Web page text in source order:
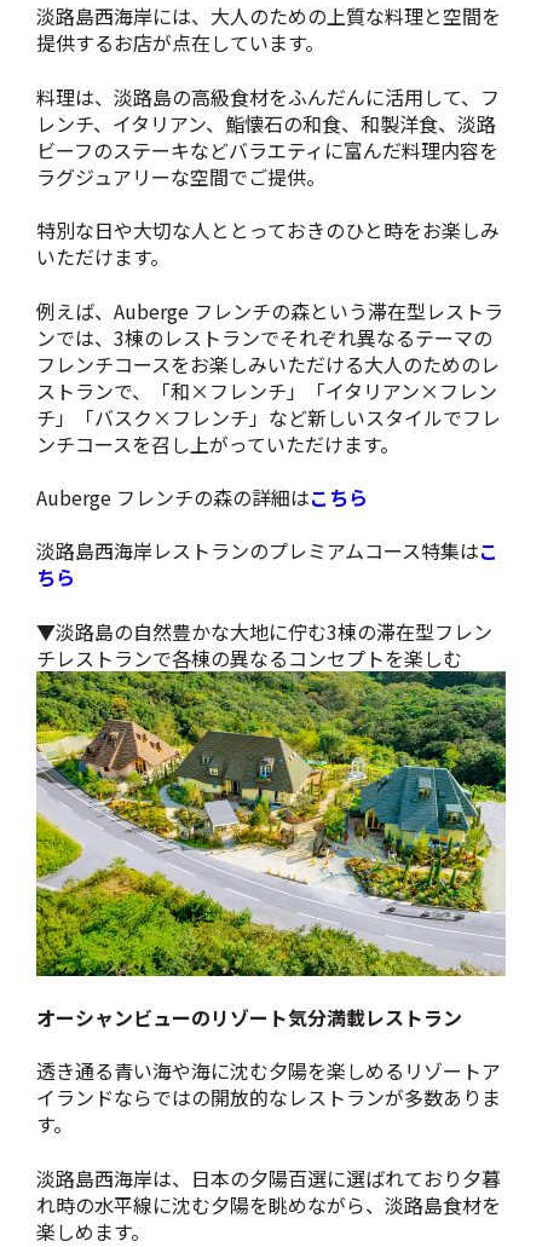
淡路島西海岸には、大人のための上質な料理と空間を
提供するお店が点在しています。
料理は、淡路島の高級食材をふんだんに活用して、フ
レンチ、イタリアン、鮨懐石の和食、和製洋食、淡路
ビーフのステーキなどバラエティに富んだ料理内容を
ラグジュアリーな空間でご提供。
特別な日や大切な人ととっておきのひと時をお楽しみ
いただけます。
例えば、Auberge フレンチの森という滞在型レストラ
ンでは、3棟のレストランでそれぞれ異なるテーマの
フレンチコースをお楽しみいただける大人のためのレ
ストランで、「和×フレンチ」「イタリアン×フレン
チ」「バスク×フレンチ」など新しいスタイルでフレ
ンチコースを召し上がっていただけます。
Auberge フレンチの森の詳細はこちら
淡路島西海岸レストランのプレミアムコース特集はこ
ちら
▼淡路島の自然豊かな大地に佇む3棟の滞在型フレン
チレストランで各棟の異なるコンセプトを楽しむ
オーシャンビューのリゾート気分満載レストラン
透き通る青い海や海に沈む夕陽を楽しめるリゾートア
イランドならではの開放的なレストランが多数ありま
す。
淡路島西海岸は、日本の夕陽百選に選ばれており夕暮
れ時の水平線に沈む夕陽を眺めながら、淡路島食材を
楽しめます。